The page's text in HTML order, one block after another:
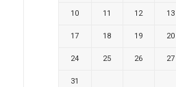
10 11 12 13
17 18 19 20
24 25 26 27
31